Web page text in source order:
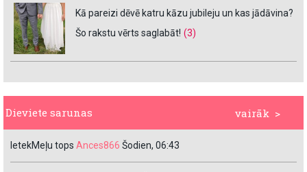
Kā pareizi dēvē katru kāzu jubileju un kas jādāvina?
Šo rakstu vērts saglabāt! (3)
vairāk >
Dieviete sarunas
IetekMeļu tops Ances866 Šodien, 06:43